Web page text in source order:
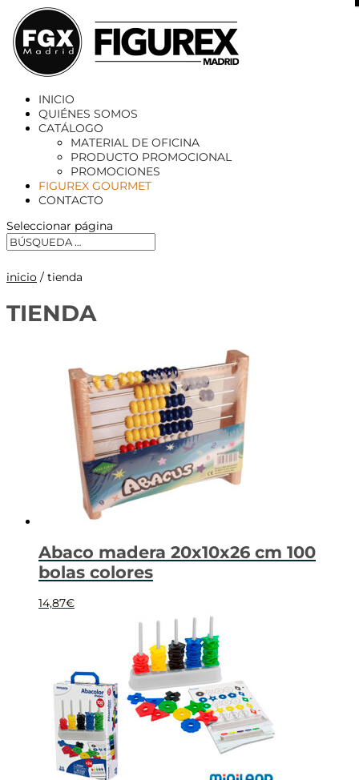
INICIO
QUIÉNES SOMOS
CATÁLOGO
MATERIAL DE OFICINA
PRODUCTO PROMOCIONAL
PROMOCIONES
FIGUREX GOURMET
CONTACTO
Seleccionar página
inicio / tienda
TIENDA
Abaco madera 20x10x26 cm 100
bolas colores
14,87€